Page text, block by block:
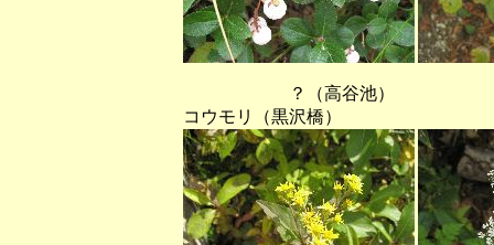
？（高谷池） ヤ
コウモリ（黒沢橋）